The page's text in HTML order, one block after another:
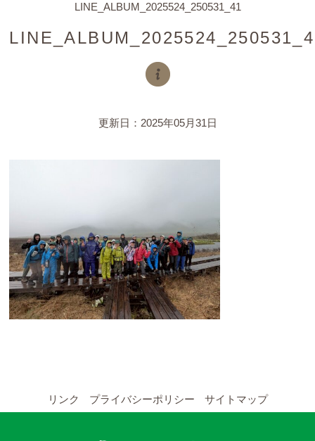
YouTubeチャンネル
週末コース
短期コース
留学コースのご案内
週末コース
LINE_ALBUM_2025524_250531_41
更新日：2025年05月31日
リンク プライバシーポリシー サイトマップ